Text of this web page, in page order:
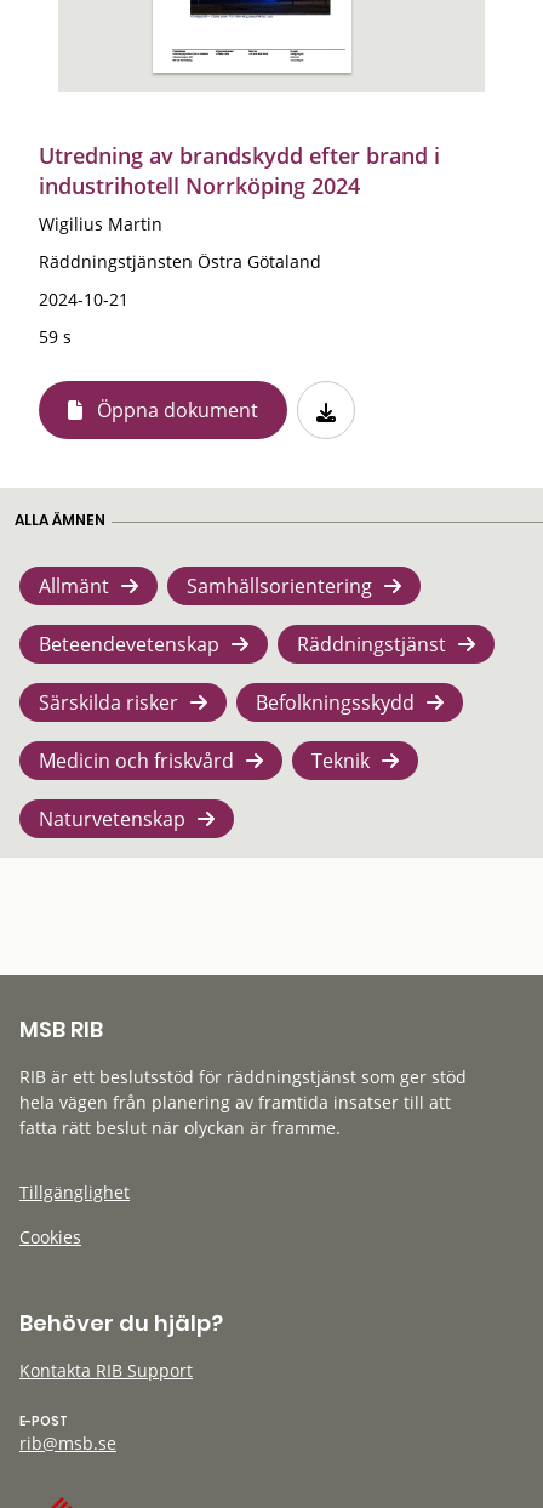
Utredning av brandskydd efter brand i
industrihotell Norrköping 2024
Wigilius Martin
Räddningstjänsten Östra Götaland
2024-10-21
59 s
Öppna dokument
ALLA ÄMNEN
Allmänt Samhällsorientering
Beteendevetenskap Räddningstjänst
Särskilda risker Befolkningsskydd
Medicin och friskvård Teknik
Naturvetenskap
MSB RIB
RIB är ett beslutsstöd för räddningstjänst som ger stöd
hela vägen från planering av framtida insatser till att
fatta rätt beslut när olyckan är framme.
Tillgänglighet
Cookies
Behöver du hjälp?
Kontakta RIB Support
E-POST
rib@msb.se